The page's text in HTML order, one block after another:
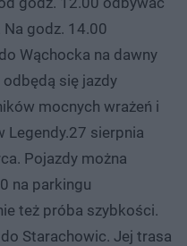
godz. 14.00
Wąchocka na dawny
odbędą się jazdy
mocnych wrażeń i
Legendy.27 sierpnia
Pojazdy można
na parkingu
też próba szybkości.
Starachowic. Jej trasa